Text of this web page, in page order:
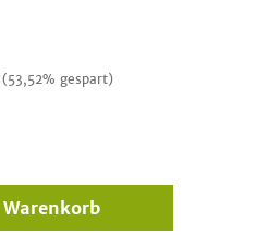
(53,52% gespart)
Warenkorb